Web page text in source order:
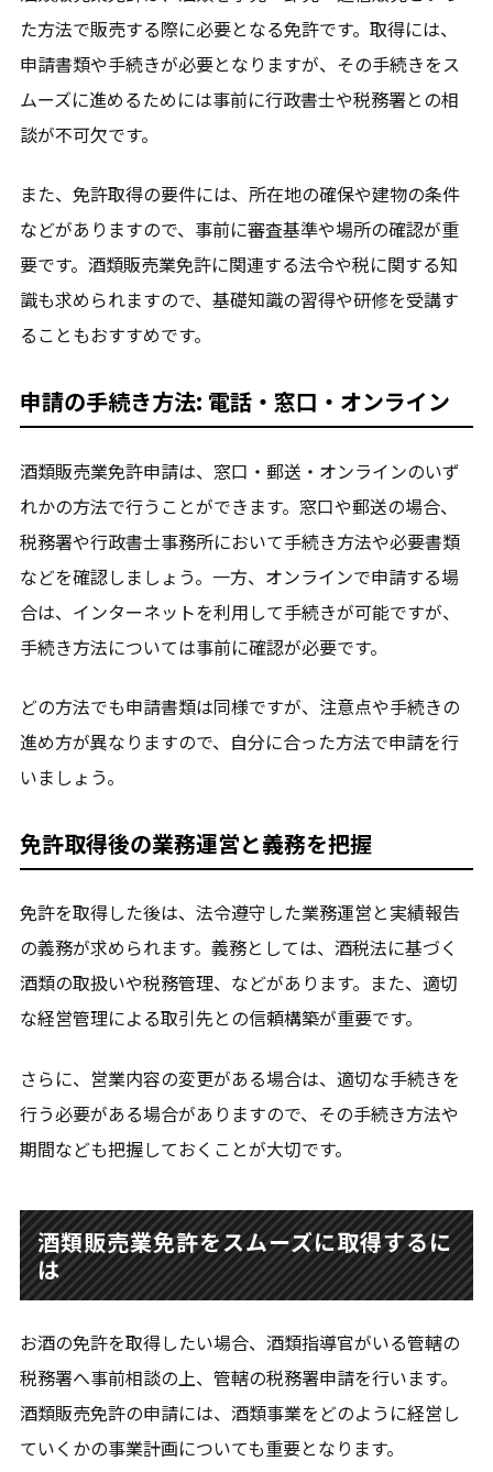
た方法で販売する際に必要となる免許です。取得には、
申請書類や手続きが必要となりますが、その手続きをス
ムーズに進めるためには事前に行政書士や税務署との相
談が不可欠です。
また、免許取得の要件には、所在地の確保や建物の条件
などがありますので、事前に審査基準や場所の確認が重
要です。酒類販売業免許に関連する法令や税に関する知
識も求められますので、基礎知識の習得や研修を受講す
ることもおすすめです。
申請の手続き方法: 電話・窓口・オンライン
酒類販売業免許申請は、窓口・郵送・オンラインのいず
れかの方法で行うことができます。窓口や郵送の場合、
税務署や行政書士事務所において手続き方法や必要書類
などを確認しましょう。一方、オンラインで申請する場
合は、インターネットを利用して手続きが可能ですが、
手続き方法については事前に確認が必要です。
どの方法でも申請書類は同様ですが、注意点や手続きの
進め方が異なりますので、自分に合った方法で申請を行
いましょう。
免許取得後の業務運営と義務を把握
免許を取得した後は、法令遵守した業務運営と実績報告
の義務が求められます。義務としては、酒税法に基づく
酒類の取扱いや税務管理、などがあります。また、適切
な経営管理による取引先との信頼構築が重要です。
さらに、営業内容の変更がある場合は、適切な手続きを
行う必要がある場合がありますので、その手続き方法や
期間なども把握しておくことが大切です。
酒類販売業免許をスムーズに取得するに
は
お酒の免許を取得したい場合、酒類指導官がいる管轄の
税務署へ事前相談の上、管轄の税務署申請を行います。
酒類販売免許の申請には、酒類事業をどのように経営し
ていくかの事業計画についても重要となります。